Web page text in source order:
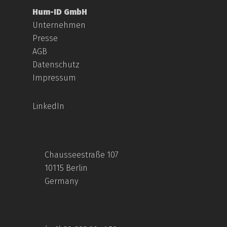
Hum-ID GmbH
Unternehmen
Presse
AGB
Datenschutz
Impressum
LinkedIn
Chausseestraße 107
10115 Berlin
Germany